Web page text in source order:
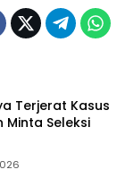
Terjerat Kasus
Minta Seleksi